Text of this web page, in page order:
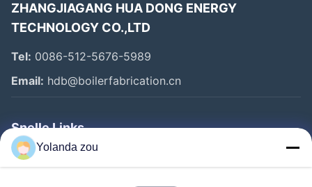
ZHANGJIAGANG HUA DONG ENERGY
TECHNOLOGY CO.,LTD
Tel: 0086-512-5676-5989
Email: hdb@boilerfabrication.cn
Snelle Links
Huis
Yolanda zou